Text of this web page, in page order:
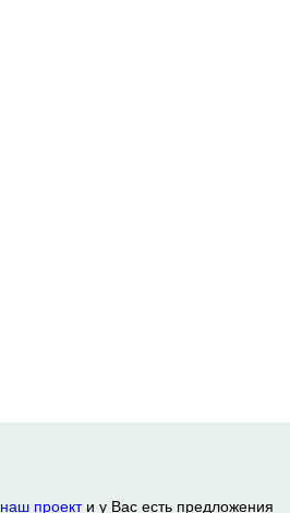
наш проекти у Вас есть предложения